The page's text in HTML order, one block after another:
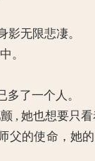
无限悲凄。
。
了一个人。
她也想要只看
的使命，她